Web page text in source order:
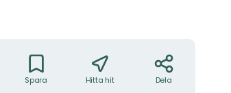
Spara Hitta hit Dela